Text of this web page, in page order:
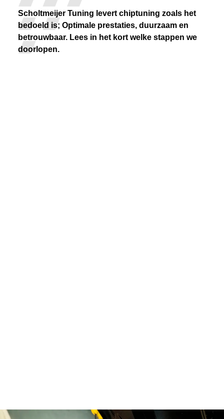
Scholtmeijer Tuning levert chiptuning zoals het
bedoeld is; Optimale prestaties, duurzaam en
betrouwbaar. Lees in het kort welke stappen we
doorlopen.